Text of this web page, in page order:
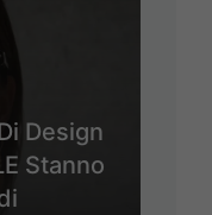
Design
Stanno